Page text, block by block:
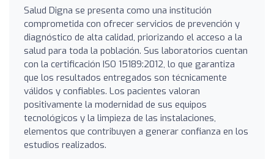
Salud Digna se presenta como una institución
comprometida con ofrecer servicios de prevención y
diagnóstico de alta calidad, priorizando el acceso a la
salud para toda la población. Sus laboratorios cuentan
con la certificación ISO 15189:2012, lo que garantiza
que los resultados entregados son técnicamente
válidos y confiables. Los pacientes valoran
positivamente la modernidad de sus equipos
tecnológicos y la limpieza de las instalaciones,
elementos que contribuyen a generar confianza en los
estudios realizados.